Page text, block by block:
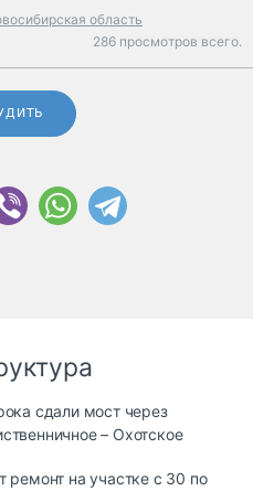
область
286 просмотров всего.
сдали мост через
– Охотское
ремонт на участке с 30 по